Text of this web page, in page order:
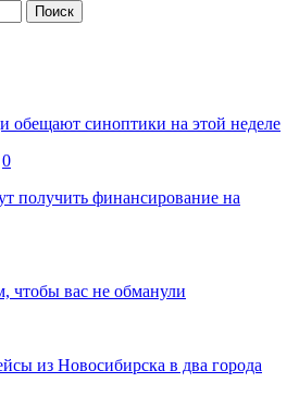
обещают синоптики на этой неделе
0
получить финансирование на
чтобы вас не обманули
из Новосибирска в два города